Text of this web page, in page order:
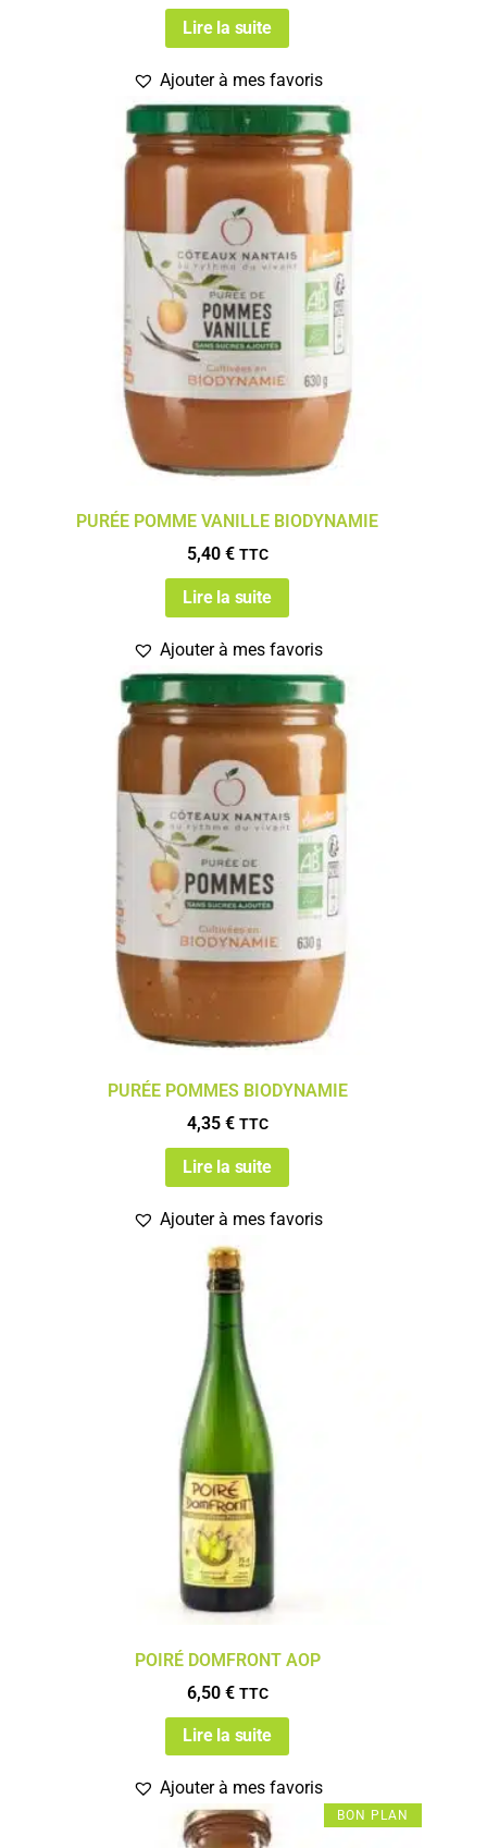
Lire la suite
Ajouter à mes favoris
PURÉE POMME VANILLE BIODYNAMIE
5,40 € TTC
Lire la suite
Ajouter à mes favoris
PURÉE POMMES BIODYNAMIE
4,35 € TTC
Lire la suite
Ajouter à mes favoris
POIRÉ DOMFRONT AOP
6,50 € TTC
Lire la suite
Ajouter à mes favoris
BON PLAN